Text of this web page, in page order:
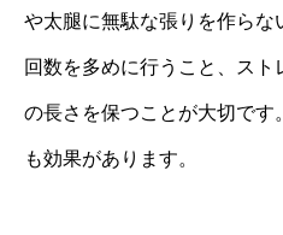
や太腿に無駄な張りを作ら
回数を多めに行うこと、ス
の長さを保つことが大切です
も効果があります。